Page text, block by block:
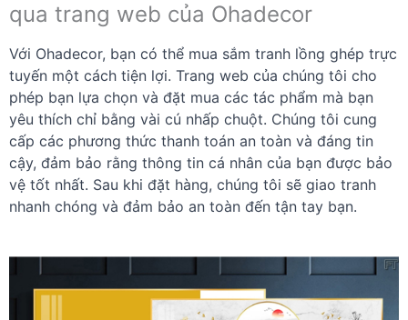
qua trang web của Ohadecor
Với Ohadecor, bạn có thể mua sắm tranh lồng ghép trực
tuyến một cách tiện lợi. Trang web của chúng tôi cho
phép bạn lựa chọn và đặt mua các tác phẩm mà bạn
yêu thích chỉ bằng vài cú nhấp chuột. Chúng tôi cung
cấp các phương thức thanh toán an toàn và đáng tin
cậy, đảm bảo rằng thông tin cá nhân của bạn được bảo
vệ tốt nhất. Sau khi đặt hàng, chúng tôi sẽ giao tranh
nhanh chóng và đảm bảo an toàn đến tận tay bạn.